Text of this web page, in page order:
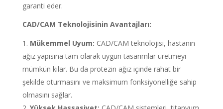
garanti eder.
CAD/CAM Teknolojisinin Avantajları:
Mükemmel Uyum: CAD/CAM teknolojisi, hastanın
ağız yapısına tam olarak uygun tasarımlar üretmeyi
mümkün kılar. Bu da protezin ağız içinde rahat bir
şekilde oturmasını ve maksimum fonksiyonelliğe sahip
olmasını sağlar.